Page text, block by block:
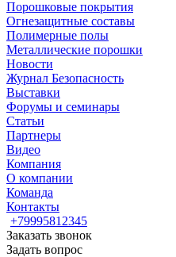
Порошковые покрытия
Огнезащитные составы
Полимерные полы
Металлические порошки
Новости
Журнал Безопасность
Выставки
Форумы и семинары
Статьи
Партнеры
Видео
Компания
О компании
Команда
Контакты
+79995812345
Заказать звонок
Задать вопрос